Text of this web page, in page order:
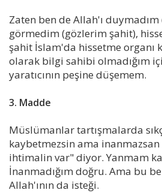
Zaten ben de Allah'ı
görmedim (gözlerim şahit),
şahit İslam'da hissetme organı
olarak bilgi sahibi olmadığım
yaratıcının peşine düşemem.
3. Madde
Müslümanlar tartışmalarda
kaybetmezsin ama
ihtimalin var" diyor. Yanmam
İnanmadığım doğru. Ama bu
Allah'ının da isteği.